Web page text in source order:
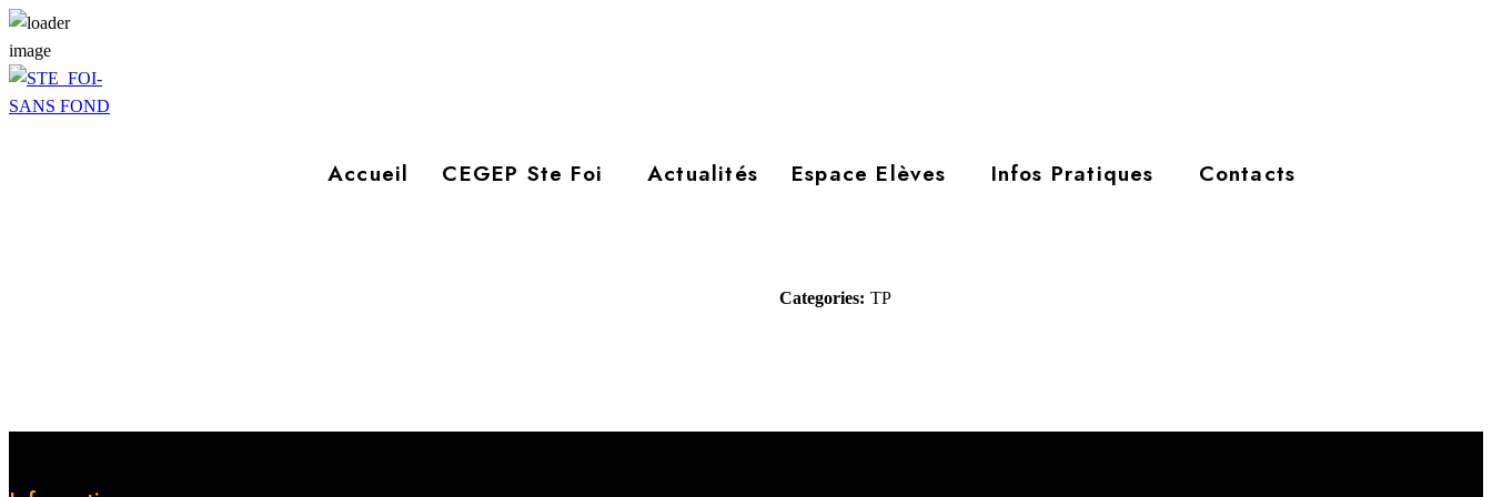
Accueil CEGEP Ste Foi Actualités Espace Elèves Infos Pratiques Contacts
Categories: TP